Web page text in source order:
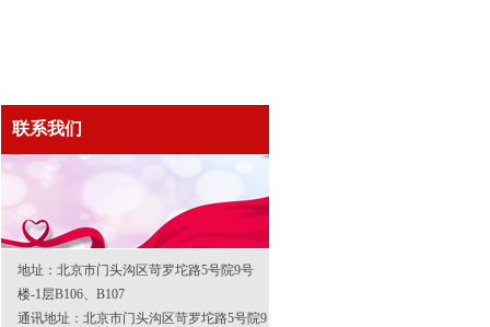
联系我们
地址：北京市门头沟区苛罗坨路5号院9号
楼-1层B106、B107
通讯地址：北京市门头沟区苛罗坨路5号院9